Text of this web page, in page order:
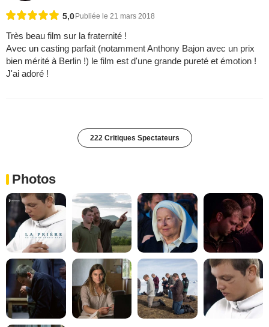
5,0 Publiée le 21 mars 2018
Très beau film sur la fraternité !
Avec un casting parfait (notamment Anthony Bajon avec un prix
bien mérité à Berlin !) le film est d'une grande pureté et émotion !
J'ai adoré !
222 Critiques Spectateurs
Photos